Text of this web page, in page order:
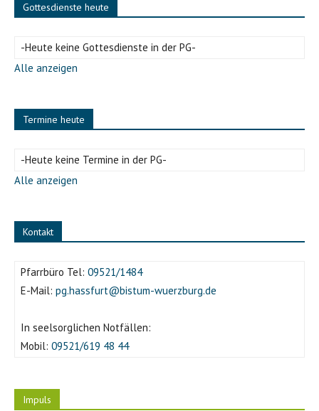
Gottesdienste heute
-Heute keine Gottesdienste in der PG-
Alle anzeigen
Termine heute
-Heute keine Termine in der PG-
Alle anzeigen
Kontakt
Pfarrbüro Tel: 09521/1484
E-Mail: pg.hassfurt@bistum-wuerzburg.de
In seelsorglichen Notfällen:
Mobil: 09521/619 48 44
Impuls